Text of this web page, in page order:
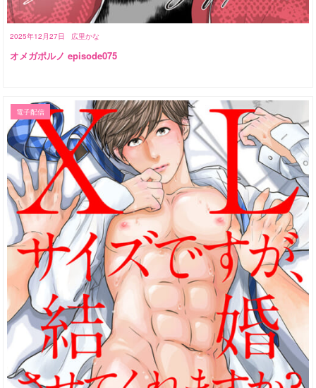
2025年12月27日 広里かな
オメガポルノ episode075
電子配信